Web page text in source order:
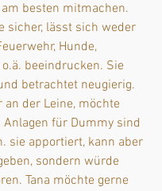
besten mitmachen.
sicher, lässt sich weder
Hunde,
beeindrucken. Sie
betrachtet neugierig.
der Leine, möchte
Anlagen für Dummy sind
sie apportiert, kann aber
sondern würde
Tana möchte gerne